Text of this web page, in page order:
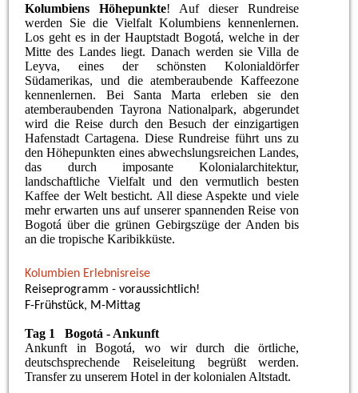
Kolumbiens Höhepunkte! Auf dieser Rundreise
werden Sie die Vielfalt Kolumbiens kennenlernen.
Los geht es in der Hauptstadt Bogotá, welche in der
Mitte des Landes liegt. Danach werden sie Villa de
Leyva, eines der schönsten Kolonialdörfer
Südamerikas, und die atemberaubende Kaffeezone
kennenlernen. Bei Santa Marta erleben sie den
atemberaubenden Tayrona Nationalpark, abgerundet
wird die Reise durch den Besuch der einzigartigen
Hafenstadt Cartagena. Diese Rundreise führt uns zu
den Höhepunkten eines abwechslungsreichen Landes,
das durch imposante Kolonialarchitektur,
landschaftliche Vielfalt und den vermutlich besten
Kaffee der Welt besticht. All diese Aspekte und viele
mehr erwarten uns auf unserer spannenden Reise von
Bogotá über die grünen Gebirgszüge der Anden bis
an die tropische Karibikküste.
Kolumbien Erlebnisreise
Reiseprogramm - voraussichtlich!
F-Frühstück, M-Mittag
Tag 1 Bogotá - Ankunft
Ankunft in Bogotá, wo wir durch die örtliche,
deutschsprechende Reiseleitung begrüßt werden.
Transfer zu unserem Hotel in der kolonialen Altstadt.